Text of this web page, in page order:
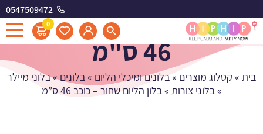
0547509472
0
בלון הליום שחור - כוכב
46 ס"מ
בית » קטלוג מוצרים »בלונים ומיכלי הליום »בלונים»בלוני מיילר
»בלוני צורות »בלון הליום שחור – כוכב 46 ס”מ